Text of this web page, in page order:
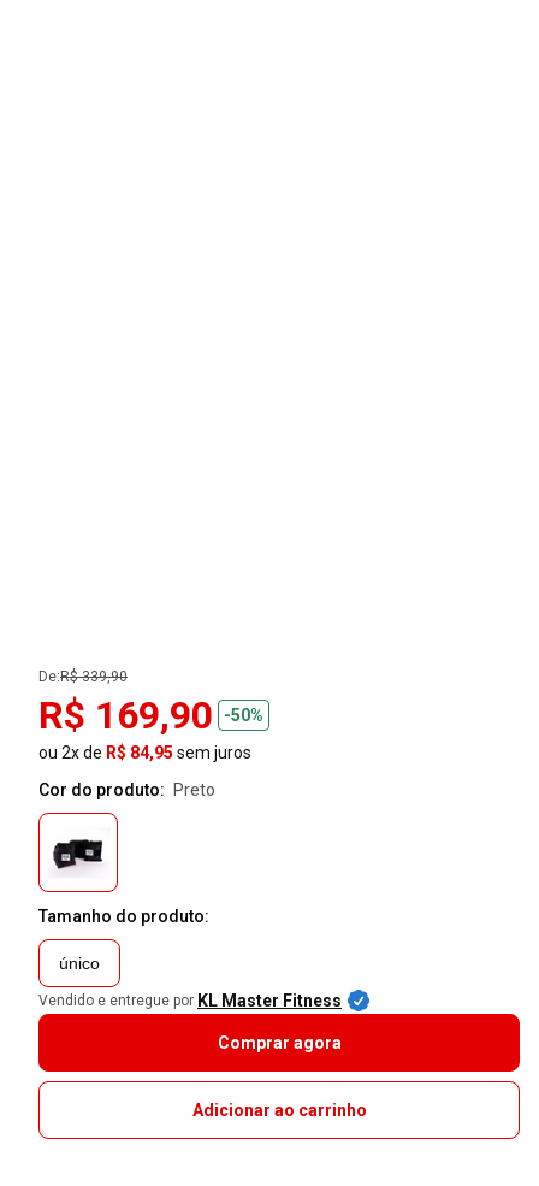
De:R$ 339,90
R$ 169,90
-50%
ou 2x de R$ 84,95 sem juros
Cor do produto:
preto
Tamanho do produto:
único
Vendido e entregue por KL Master Fitness
Comprar agora
Adicionar ao carrinho